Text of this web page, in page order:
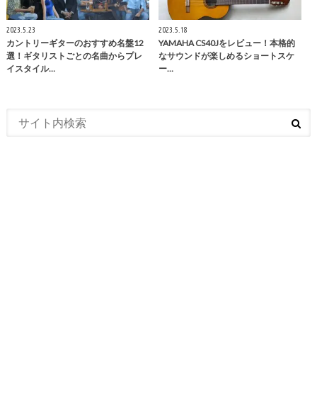
2023.5.23
カントリーギターのおすすめ名盤12
選！ギタリストごとの名曲からプレ
イスタイル…
2023.5.18
YAMAHA CS40Jをレビュー！本格的
なサウンドが楽しめるショートスケ
ー…